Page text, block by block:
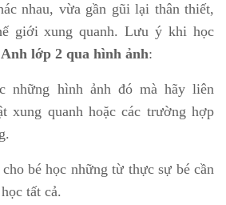
nhau, vừa gần gũi lại thân thiết,
giới xung quanh. Lưu ý khi học
lớp 2 qua hình ảnh:
những hình ảnh đó mà hãy liên
xung quanh hoặc các trường hợp
bé học những từ thực sự bé cần
tất cả.